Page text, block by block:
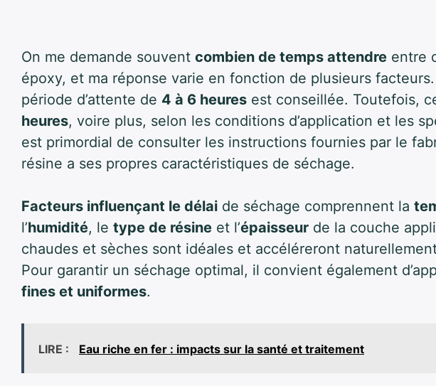
On me demande souvent combien de temps attendre entre
époxy, et ma réponse varie en fonction de plusieurs
période d’attente de 4 à 6 heures est conseillée. Toutefois,
heures, voire plus, selon les conditions d’application et les
est primordial de consulter les instructions fournies par le
résine a ses propres caractéristiques de séchage.
Facteurs influençant le délai de séchage comprennent la
l’humidité, le type de résine et l’épaisseur de la couche
chaudes et sèches sont idéales et accéléreront
Pour garantir un séchage optimal, il convient également
fines et uniformes.
LIRE : Eau riche en fer : impacts sur la santé et traitement